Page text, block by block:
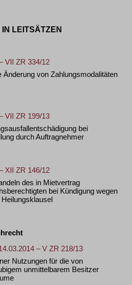
LEITSÄTZEN
VII ZR 334/12
Änderung von Zahlungsmodalitäten
VII ZR 199/13
bei
durch Auftragnehmer
XII ZR 146/12
des in Mietvertrag
bei Kündigung wegen
– V ZR 218/13
Nutzungen für die von
unmittelbarem Besitzer